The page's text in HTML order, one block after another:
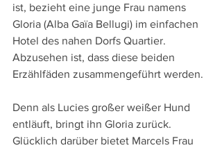
ist, bezieht eine junge Frau namens
Gloria (Alba Gaïa Bellugi) im einfachen
Hotel des nahen Dorfs Quartier.
Abzusehen ist, dass diese beiden
Erzählfäden zusammengeführt werden.
Denn als Lucies großer weißer Hund
entläuft, bringt ihn Gloria zurück.
Glücklich darüber bietet Marcels Frau